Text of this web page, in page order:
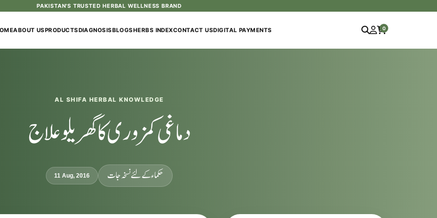
PAKISTAN'S TRUSTED HERBAL WELLNESS BRAND
ABOUT USPRODUCTSDIAGNOSISBLOGSHERBS INDEXCONTACT USDIGITAL PAYMENTS 0
AL SHIFA HERBAL KNOWLEDGE
دماغی کمزوری کا گھریلو علاج
11 Aug, 2016 حکماء کےلئے نسخہ جات